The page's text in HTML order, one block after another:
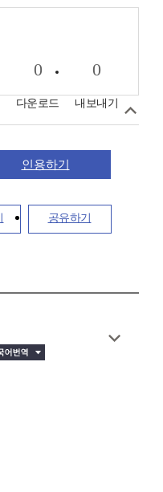
0
다운로드
0
내보내기
인용하기
공유하기